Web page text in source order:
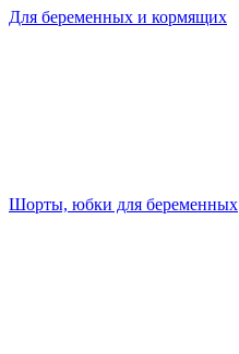
Для беременных и кормящих
Шорты, юбки для беременных